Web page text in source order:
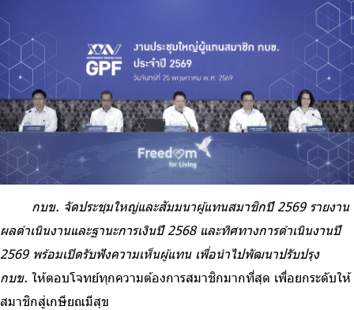
Eng
กบข. จัดประชุมใหญ่และสัมมนาผู้แทนสมาชิกปี 2569 รายงาน
ผลดำเนินงานและฐานะการเงินปี 2568 และทิศทางการดำเนินงานปี
2569 พร้อมเปิดรับฟังความเห็นผู้แทน เพื่อนำไปพัฒนาปรับปรุง
กบข. ให้ตอบโจทย์ทุกความต้องการสมาชิกมากที่สุด เพื่อยกระดับให้
สมาชิกสู่เกษียณมีสุข